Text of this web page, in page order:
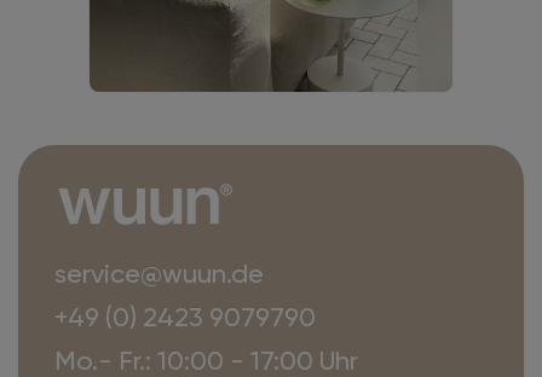
service@wuun.de
+49 (0) 2423 9079790
Mo.- Fr.: 10:00 - 17:00 Uhr